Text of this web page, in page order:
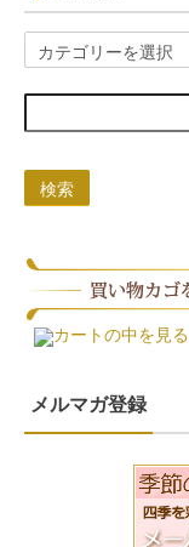
検索
カートの中を見る
メルマガ登録